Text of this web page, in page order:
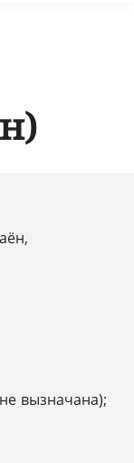
вызначана);